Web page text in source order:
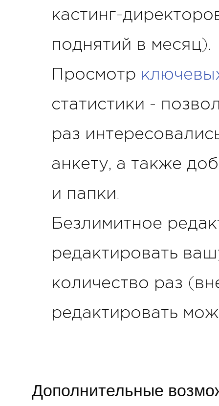
кастинг-
поднятий в месяц).
Просмотр
статистики -
раз
анкету, а также
и папки.
Безлимитное
редактировать
количество раз
редактировать
Дополнительные